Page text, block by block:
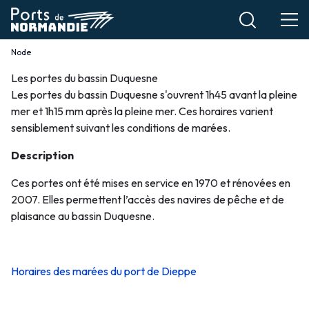
Aller
au
contenu
principal
Fil
d'Ariane
Node
Les
portes
du
Bassin
Duquesne
Les portes du bassin Duquesne
Les portes du bassin Duquesne s'ouvrent 1h45 avant la pleine
mer et 1h15 mm après la pleine mer. Ces horaires varient
sensiblement suivant les conditions de marées.
Description
Ces portes ont été mises en service en 1970 et rénovées en
2007. Elles permettent l’accès des navires de pêche et de
plaisance au bassin Duquesne.
Horaires des marées du port de Dieppe